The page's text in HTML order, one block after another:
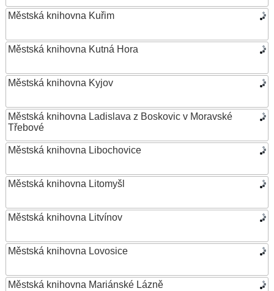
Městská knihovna Kuřim
Městská knihovna Kutná Hora
Městská knihovna Kyjov
Městská knihovna Ladislava z Boskovic v Moravské
Třebové
Městská knihovna Libochovice
Městská knihovna Litomyšl
Městská knihovna Litvínov
Městská knihovna Lovosice
Městská knihovna Mariánské Lázně